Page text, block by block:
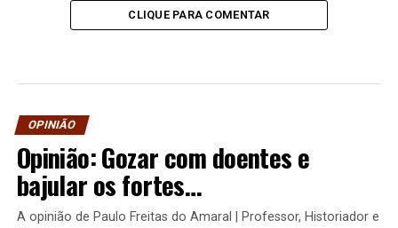
CLIQUE PARA COMENTAR
OPINIÃO
Opinião: Gozar com doentes e
bajular os fortes…
A opinião de Paulo Freitas do Amaral | Professor, Historiador e